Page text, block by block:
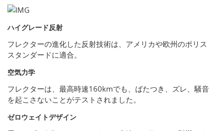
ハイグレード反射
フレクターの進化した反射技術は、アメリカや欧州のポリス
スタンダードに適合。
空気力学
フレクターは、最高時速160kmでも、ばたつき、ズレ、騒音
を起こさないことがテストされました。
ゼロウェイトデザイン